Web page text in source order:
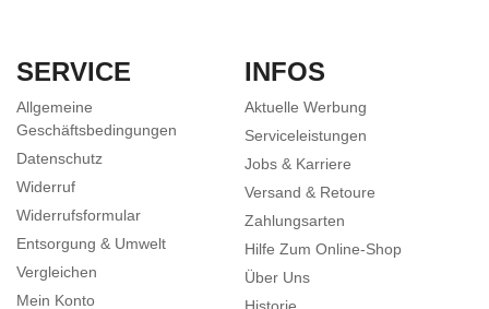
SERVICE
Allgemeine
Geschäftsbedingungen
Datenschutz
Widerruf
Widerrufsformular
Entsorgung & Umwelt
Vergleichen
Mein Konto
INFOS
Aktuelle Werbung
Serviceleistungen
Jobs & Karriere
Versand & Retoure
Zahlungsarten
Hilfe Zum Online-Shop
Über Uns